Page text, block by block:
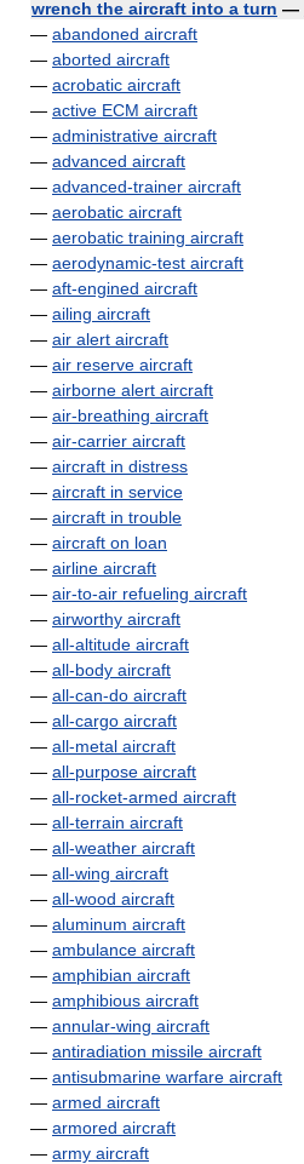
wrench the aircraft into a turn —
— abandoned aircraft
— aborted aircraft
— acrobatic aircraft
— active ECM aircraft
— administrative aircraft
— advanced aircraft
— advanced-trainer aircraft
— aerobatic aircraft
— aerobatic training aircraft
— aerodynamic-test aircraft
— aft-engined aircraft
— ailing aircraft
— air alert aircraft
— air reserve aircraft
— airborne alert aircraft
— air-breathing aircraft
— air-carrier aircraft
— aircraft in distress
— aircraft in service
— aircraft in trouble
— aircraft on loan
— airline aircraft
— air-to-air refueling aircraft
— airworthy aircraft
— all-altitude aircraft
— all-body aircraft
— all-can-do aircraft
— all-cargo aircraft
— all-metal aircraft
— all-purpose aircraft
— all-rocket-armed aircraft
— all-terrain aircraft
— all-weather aircraft
— all-wing aircraft
— all-wood aircraft
— aluminum aircraft
— ambulance aircraft
— amphibian aircraft
— amphibious aircraft
— annular-wing aircraft
— antiradiation missile aircraft
— antisubmarine warfare aircraft
— armed aircraft
— armored aircraft
— army aircraft